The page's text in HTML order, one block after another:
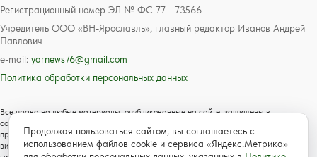
Регистрационный номер ЭЛ № ФС 77 - 73566
Учредитель ООО «ВН-Ярославль», главный редактор Иванов Андрей
Павлович
e-mail: yarnews76@gmail.com
Политика обработки персональных данных
Все права на любые материалы, опубликованные на сайте, защищены в
соответствии с российским и международным законодательством об авторском
праве и смежных правах. Любое использование текстовых, фото, аудио и
видеоматериалов возможно только с согласия правообладателя с обязательной
Продолжая пользоваться сайтом, вы соглашаетесь с
использованием файлов cookie и сервиса «Яндекс.Метрика»